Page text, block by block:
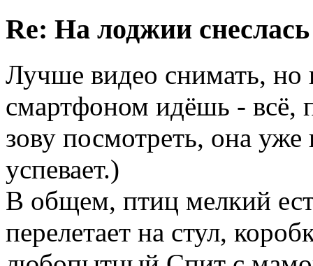
Re: На лоджии
Лучше видео снимать, но
смартфоном идёшь - всё,
зову посмотреть, она
успевает.)
В общем, птиц мелкий
перелетает на стул,